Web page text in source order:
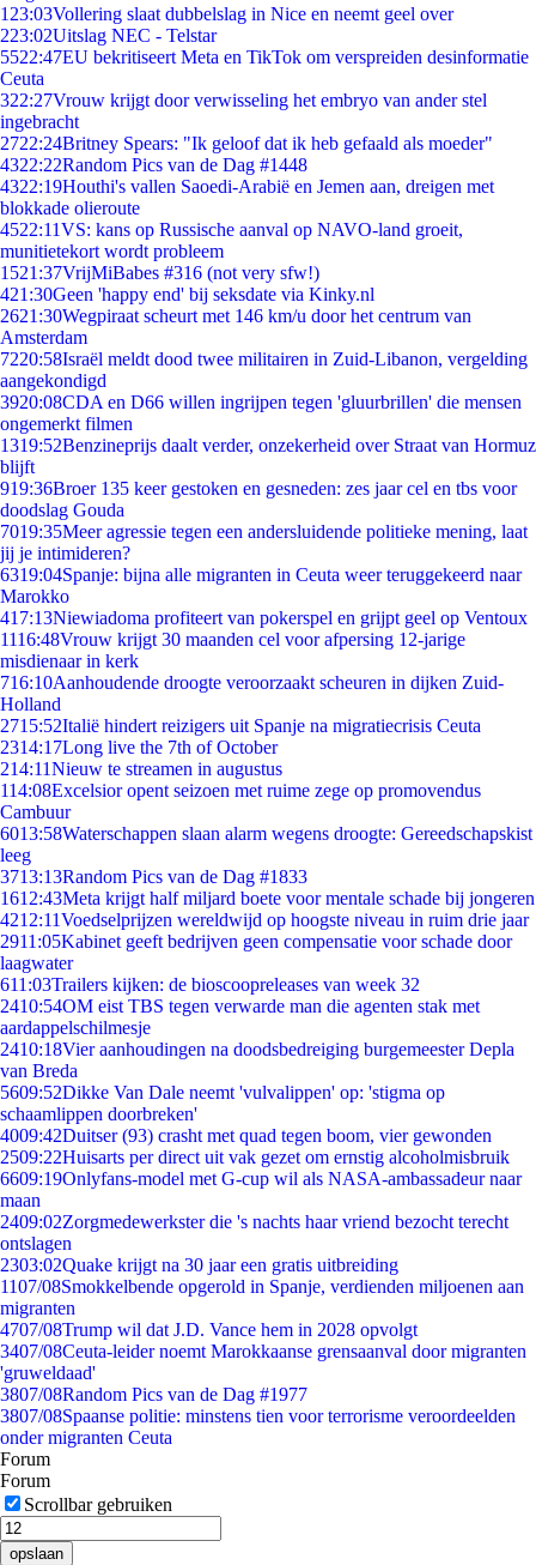
1 23:03Vollering slaat dubbelslag in Nice en neemt geel over
223:02Uitslag NEC - Telstar
5522:47EU bekritiseert Meta en TikTok om verspreiden desinformatie
Ceuta
322:27Vrouw krijgt door verwisseling het embryo van ander stel
ingebracht
2722:24Britney Spears: "Ik geloof dat ik heb gefaald als moeder"
4322:22Random Pics van de Dag #1448
4322:19Houthi's vallen Saoedi-Arabië en Jemen aan, dreigen met
blokkade olieroute
4522:11VS: kans op Russische aanval op NAVO-land groeit,
munitietekort wordt probleem
1521:37VrijMiBabes #316 (not very sfw!)
421:30Geen 'happy end' bij seksdate via Kinky.nl
2621:30Wegpiraat scheurt met 146 km/u door het centrum van
Amsterdam
7220:58Israël meldt dood twee militairen in Zuid-Libanon, vergelding
aangekondigd
3920:08CDA en D66 willen ingrijpen tegen 'gluurbrillen' die mensen
ongemerkt filmen
1319:52Benzineprijs daalt verder, onzekerheid over Straat van Hormuz
blijft
919:36Broer 135 keer gestoken en gesneden: zes jaar cel en tbs voor
doodslag Gouda
7019:35Meer agressie tegen een andersluidende politieke mening, laat
jij je intimideren?
6319:04Spanje: bijna alle migranten in Ceuta weer teruggekeerd naar
Marokko
417:13Niewiadoma profiteert van pokerspel en grijpt geel op Ventoux
1116:48Vrouw krijgt 30 maanden cel voor afpersing 12-jarige
misdienaar in kerk
716:10Aanhoudende droogte veroorzaakt scheuren in dijken Zuid-
Holland
2715:52Italië hindert reizigers uit Spanje na migratiecrisis Ceuta
2314:17Long live the 7th of October
214:11Nieuw te streamen in augustus
114:08Excelsior opent seizoen met ruime zege op promovendus
Cambuur
6013:58Waterschappen slaan alarm wegens droogte: Gereedschapskist
leeg
3713:13Random Pics van de Dag #1833
1612:43Meta krijgt half miljard boete voor mentale schade bij jongeren
4212:11Voedselprijzen wereldwijd op hoogste niveau in ruim drie jaar
2911:05Kabinet geeft bedrijven geen compensatie voor schade door
laagwater
611:03Trailers kijken: de bioscoopreleases van week 32
2410:54OM eist TBS tegen verwarde man die agenten stak met
aardappelschilmesje
2410:18Vier aanhoudingen na doodsbedreiging burgemeester Depla
van Breda
5609:52Dikke Van Dale neemt 'vulvalippen' op: 'stigma op
schaamlippen doorbreken'
4009:42Duitser (93) crasht met quad tegen boom, vier gewonden
2509:22Huisarts per direct uit vak gezet om ernstig alcoholmisbruik
6609:19Onlyfans-model met G-cup wil als NASA-ambassadeur naar
maan
2409:02Zorgmedewerkster die 's nachts haar vriend bezocht terecht
ontslagen
2303:02Quake krijgt na 30 jaar een gratis uitbreiding
1107/08Smokkelbende opgerold in Spanje, verdienden miljoenen aan
migranten
4707/08Trump wil dat J.D. Vance hem in 2028 opvolgt
3407/08Ceuta-leider noemt Marokkaanse grensaanval door migranten
'gruweldaad'
3807/08Random Pics van de Dag #1977
3807/08Spaanse politie: minstens tien voor terrorisme veroordeelden
onder migranten Ceuta
Forum
Forum
Scrollbar gebruiken
opslaan